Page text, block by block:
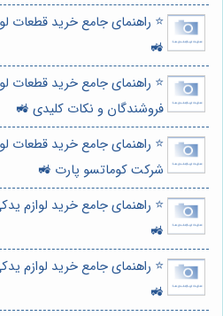
⭐️ راهنمای جامع خرید قطعات
🚜
⭐️ راهنمای جامع خرید قطعات
فروشندگان و نکات کلیدی 🚜
⭐️ راهنمای جامع خرید قطعات
شرکت کوماتسو پارت 🚜
⭐️ راهنمای جامع خرید لوازم
🚜
⭐️ راهنمای جامع خرید لوازم
🚜